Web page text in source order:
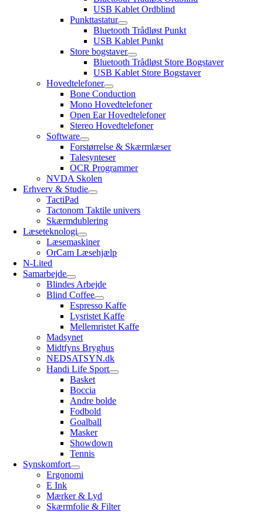
USB Kablet Ordblind
Punkttastatur
Bluetooth Trådløst Punkt
USB Kablet Punkt
Store bogstaver
Bluetooth Trådløst Store Bogstaver
USB Kablet Store Bogstaver
Hovedtelefoner
Bone Conduction
Mono Hovedtelefoner
Open Ear Hovedtelefoner
Stereo Hovedtelefoner
Software
Forstørrelse & Skærmlæser
Talesynteser
OCR Programmer
NVDA Skolen
Erhverv & Studie
TactiPad
Tactonom Taktile univers
Skærmdublering
Læseteknologi
Læsemaskiner
OrCam Læsehjælp
N-Lited
Samarbejde
Blindes Arbejde
Blind Coffee
Espresso Kaffe
Lysristet Kaffe
Mellemristet Kaffe
Madsynet
Midtfyns Bryghus
NEDSATSYN.dk
Handi Life Sport
Basket
Boccia
Andre bolde
Fodbold
Goalball
Masker
Showdown
Tennis
Synskomfort
Ergonomi
E Ink
Mærker & Lyd
Skærmfolie & Filter